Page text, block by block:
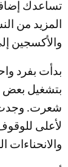
تساعدك
المزيد من
والأكسجين
بدأت بفرد
بتشغيل بعض
شعرت. وجدت
لأعلى للوقوف
والانحناءات